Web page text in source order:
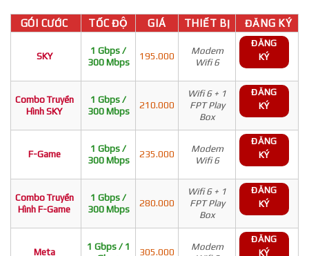
GÓI CƯỚC TỐC ĐỘ GIÁ THIẾT BỊ ĐĂNG KÝ
SKY
1 Gbps /
300 Mbps
195.000
Modem
Wifi 6
ĐĂNG
KÝ
Combo Truyền
Hình SKY
1 Gbps /
300 Mbps
210.000
Wifi 6 + 1
FPT Play
Box
ĐĂNG
KÝ
F-Game
1 Gbps /
300 Mbps
235.000
Modem
Wifi 6
ĐĂNG
KÝ
Combo Truyền
Hình F-Game
1 Gbps /
300 Mbps
280.000
Wifi 6 + 1
FPT Play
Box
ĐĂNG
KÝ
Meta
1 Gbps / 1
305.000
Modem
ĐĂNG
KÝ